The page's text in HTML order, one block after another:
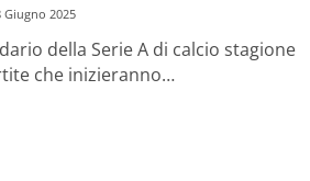
Giugno 2025
della Serie A di calcio stagione
che inizieranno…